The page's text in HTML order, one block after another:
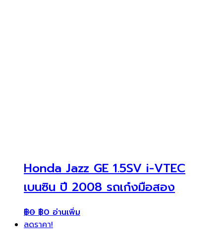
Honda Jazz GE 1.5SV i-VTEC
เบนซิน ปี 2008 รถเก๋งมือสอง
฿0 ฿0 อ่านเพิ่ม
ลดราคา!